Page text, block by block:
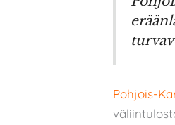
Pohjois-